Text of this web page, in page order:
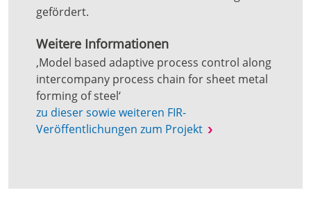
gefördert.
Weitere Informationen
‚Model based adaptive process control along
intercompany process chain for sheet metal
forming of steel‘
zu dieser sowie weiteren FIR-
Veröffentlichungen zum Projekt